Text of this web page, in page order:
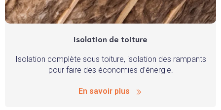
Isolation de toiture
Isolation complète sous toiture, isolation des rampants
pour faire des économies d’énergie.
En savoir plus